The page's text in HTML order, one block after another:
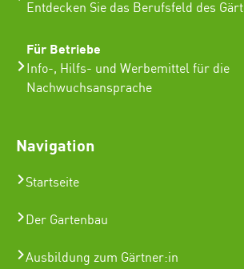
Entdecken Sie das Berufsfeld des
Für Betriebe
Info-, Hilfs- und Werbemittel für die
Nachwuchsansprache
Navigation
Startseite
Der Gartenbau
Ausbildung zum Gärtner:in